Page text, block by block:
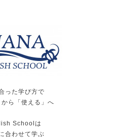
った学び方で
ら「使える」へ
Schoolは
合わせて学ぶ